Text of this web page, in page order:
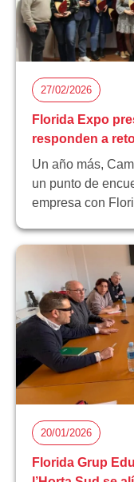
27/02/2026
Florida Expo
responden a
Un año más,
un punto de
empresa con
20/01/2026
Florida Grup